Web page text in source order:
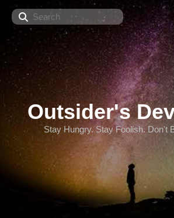
Search
Outsider's
Stay Hungry. Stay Foolish. Don't